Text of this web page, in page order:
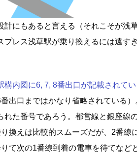
にもあると言える（それこそが浅
レス浅草駅が乗り換えるには遠す
内図に6, 7, 8番出口が記載されてい
出口まではかなり省略されている
た番号であろう。都営線と銀座線
換えは比較的スムーズだが、2番線
て次の1番線到着の電車を待てなど